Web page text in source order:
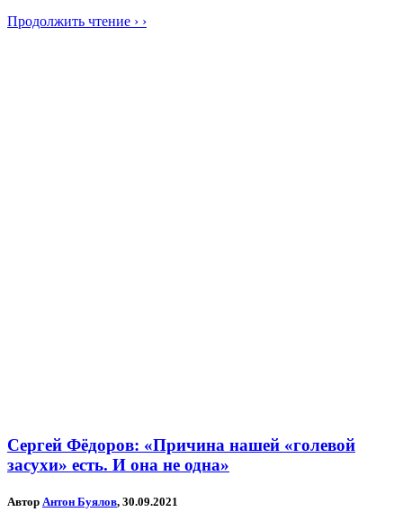
Продолжить чтение › ›
Сергей Фёдоров: «Причина нашей «голевой
засухи» есть. И она не одна»
Автор Антон Буялов, 30.09.2021